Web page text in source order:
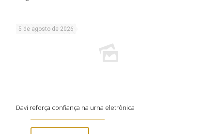
5 de agosto de 2026
Davi reforça confiança na urna eletrônica